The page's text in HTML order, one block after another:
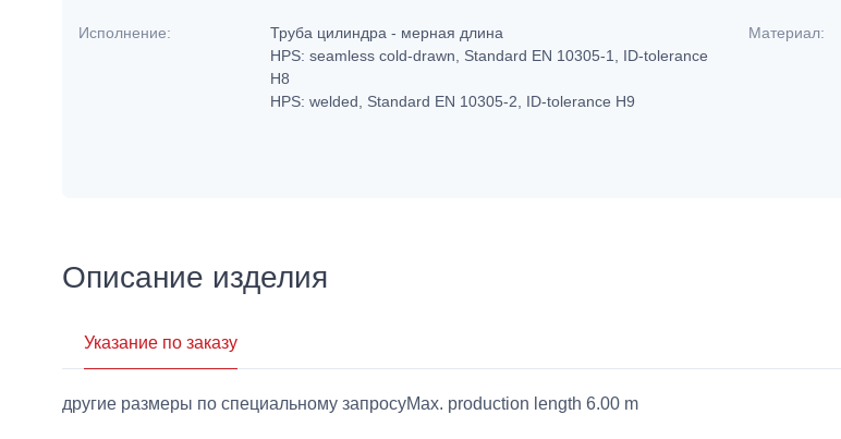
Исполнение:
Труба цилиндра - мерная длина
HPS: seamless cold-drawn, Standard EN 10305-1, ID-tolerance
H8
HPS: welded, Standard EN 10305-2, ID-tolerance H9
Материал:
Описание изделия
Указание по заказу
другие размеры по специальному запросуMax. production length 6.00 m